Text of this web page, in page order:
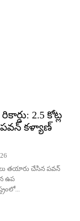
2.5 కోట్ల
కళ్యాణ్
తయారు చేసిన పవన్
ఉప